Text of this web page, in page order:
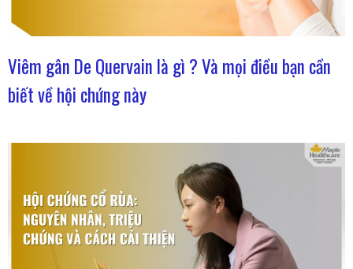
Viêm gân De Quervain là gì ? Và mọi điều bạn cần
biết về hội chứng này